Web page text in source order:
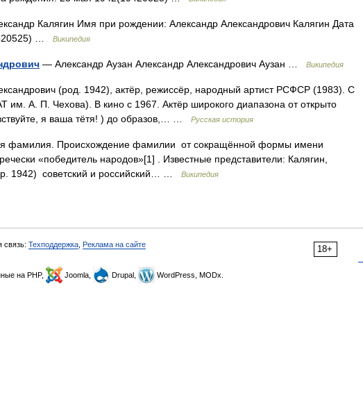
Калягин Имя при рождении: Александр Александрович Калягин Дата
…
Википедия
— Александр Аузан Александр Александрович Аузан … Википедия
(род. 1942), актёр, режиссёр, народный артист РСФСР (1983). С
А. П. Чехова). В кино с 1967. Актёр широкого диапазона от открыто
я ваша тётя! ) до образов,… …
Русская история
фамилия. Происхождение фамилии от сокращённой формы имени
«победитель народов»[1] . Известные представители: Калягин,
1942) советский и российский… …
Википедия
18+
связь: Техподдержка Реклама на сайте
на PHP, Joomla, Drupal, WordPress, MODx.